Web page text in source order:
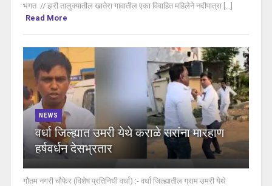
भगत // झरी तालुक्यातील खातेरा गावातील एका विवाहित महिलेने नदीपात्रा [...]
Read More
NEWS
वर्धा जिल्ह्यात उमरी येथे कराळे सरांना मारहाण
हर्षवर्धन देसभ्रतार
गौतम नगरी चौफेर (विशेष प्रतिनिधी वर्धा) :- वर्धा जिल्ह्यातील ग्राम उमरी येथे